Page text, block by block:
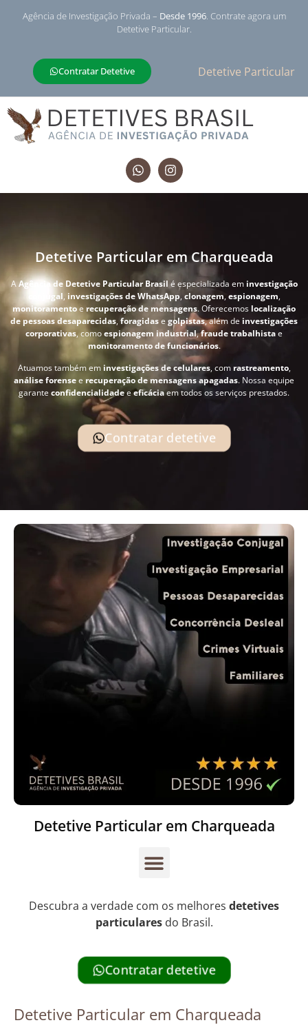
Agência de Investigação Privada – Desde 1996. Contrate agora um
Detetive Particular.
Contratar Detetive Detetive Particular
Detetive Particular em Charqueada
AAgência de Detetive Particular Brasil é especializada em investigação
conjugal, investigações de WhatsApp, clonagem,espionagem,
monitoramentoe recuperação de mensagens. Oferecemos localização
de pessoas desaparecidas, foragidase golpistas, além de investigações
corporativas, comoespionagem industrial,fraude trabalhistae
monitoramento de funcionários.
Atuamos também em investigações de celulares, com rastreamento,
análise forensee recuperação de mensagens apagadas. Nossa equipe
garante confidencialidadeeeficáciaem todos os serviços prestados.
Contratar detetive
Detetive Particular em Charqueada
Descubra a verdade com os melhores detetives
particularesdo Brasil.
Contratar detetive
Detetive Particular em Charqueada